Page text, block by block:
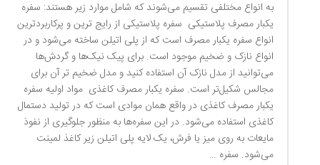
به انواع مختلفی تقسیم می‌شوند که شامل موارد زیر هستند: سفره
یکبار مصرف پلاستیکی سفره پلاستیکی از رایج ترین و پرکاربردترین
انواع سفره یکبار مصرف است که از پلی اتیلن ساخته می‌شود و در
انواع نازک و ضخیم موجود است. برای پیک نیک‌ها و گردش‌ها
می‌توانید از مدل نازک آن استفاده کنید و مدل ضخیم تر آن برای
مجالس شکیل‌تر است. سفره یکبار مصرف کاغذی مواد اولیه سفره
یکبار مصرف کاغذی در واقع همان موادی است که در تولید دستمال
کاغذی استفاده می‌شود. در این سفره‌ها به منظور جلوگیری از نفوذ
مایعات به روی میز یا فرش، یک لایه پلی اتیلن زیر کاغذ لمینت
می‌شود. سفره …